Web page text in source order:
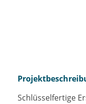
Schlüsselfertige